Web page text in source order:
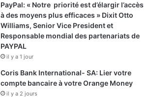
PayPal: « Notre priorité est d’élargir l’accès
à des moyens plus efficaces » Dixit Otto
Williams, Senior Vice President et
Responsable mondial des partenariats de
PAYPAL
il y a 1 jour
Coris Bank International- SA: Lier votre
compte bancaire à votre Orange Money
il y a 2 jours